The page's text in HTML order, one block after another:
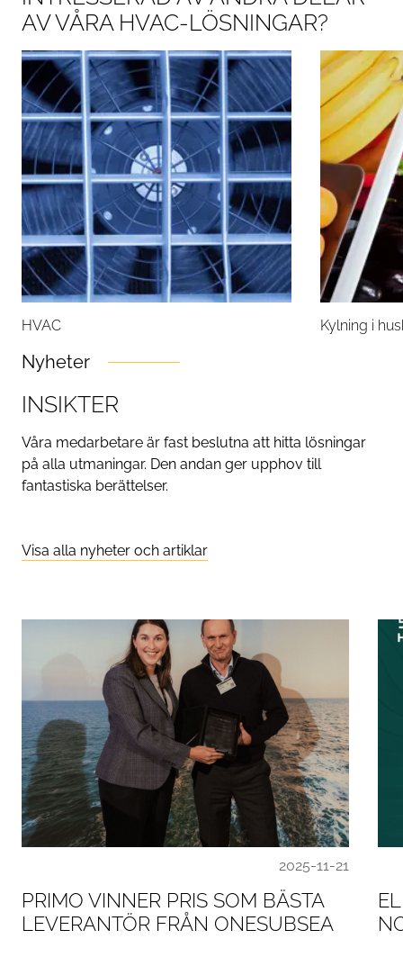
AV VÅRA HVAC-LÖSNINGAR?
HVAC Kylning i
Nyheter
INSIKTER
Våra medarbetare är fast beslutna att hitta lösningar
på alla utmaningar. Den andan ger upphov till
fantastiska berättelser.
Visa alla nyheter och artiklar
2025-11-21
PRIMO VINNER PRIS SOM BÄSTA
LEVERANTÖR FRÅN ONESUBSEA